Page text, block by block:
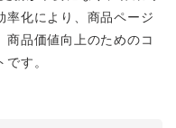
率化により、商品ページ
商品価値向上のためのコ
す。